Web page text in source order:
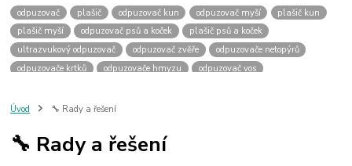
odpuzovač plašič odpuzovač kun odpuzovač myší
plašič kun
plašič myší
odpuzovač psů a koček
plašič psů a koček
ultrazvukový odpuzovač
odpuzovač zvěře
odpuzovače netopýrů
odpuzovače krtků
odpuzovače hmyzu
odpuzovač vos
náhradní uhlíky
uhlíky podle rozměru
jak ulovit kunu
jak se zbavit kuny
Úvod 🔧 Rady a řešení
🔧 Rady a řešení